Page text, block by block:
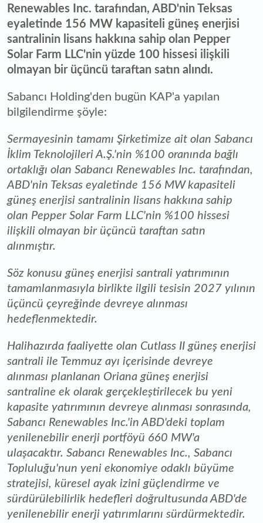
Renewables Inc. tarafından, ABD'nin Teksas
eyaletinde 156 MW kapasiteli güneş enerjisi
santralinin lisans hakkına sahip olan Pepper
Solar Farm LLC'nin yüzde 100 hissesi ilişkili
olmayan bir üçüncü taraftan satın alındı.
Sabancı Holding'den bugün KAP'a yapılan
bilgilendirme şöyle:
Sermayesinin tamamı Şirketimize ait olan Sabancı
İklim Teknolojileri A.Ş.'nin %100 oranında bağlı
ortaklığı olan Sabancı Renewables Inc. tarafından,
ABD'nin Teksas eyaletinde 156 MW kapasiteli
güneş enerjisi santralinin lisans hakkına sahip
olan Pepper Solar Farm LLC'nin %100 hissesi
ilişkili olmayan bir üçüncü taraftan satın
alınmıştır.
Söz konusu güneş enerjisi santrali yatırımının
tamamlanmasıyla birlikte ilgili tesisin 2027 yılının
üçüncü çeyreğinde devreye alınması
hedeflenmektedir.
Halihazırda faaliyette olan Cutlass II güneş enerjisi
santrali ile Temmuz ayı içerisinde devreye
alınması planlanan Oriana güneş enerjisi
santraline ek olarak gerçekleştirilecek bu yeni
kapasite yatırımının devreye alınması sonrasında,
Sabancı Renewables Inc.'in ABD'deki toplam
yenilenebilir enerji portföyü 660 MW'a
ulaşacaktır. Sabancı Renewables Inc., Sabancı
Topluluğu'nun yeni ekonomiye odaklı büyüme
stratejisi, küresel ayak izini güçlendirme ve
sürdürülebilirlik hedefleri doğrultusunda ABD'de
yenilenebilir enerji yatırımlarını sürdürmektedir.